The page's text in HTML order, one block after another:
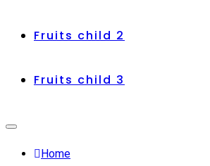
Fruits child 2
Fruits child 3
Home